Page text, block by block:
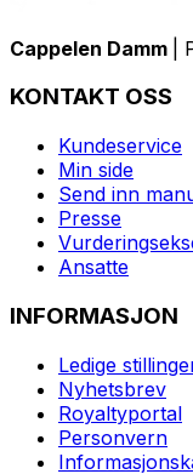
Cappelen Damm
KONTAKT OSS
Kundeservice
Min side
Send inn
Presse
Ansatte
INFORMASJON
Ledige
Nyhetsbrev
Royaltyportal
Personvern